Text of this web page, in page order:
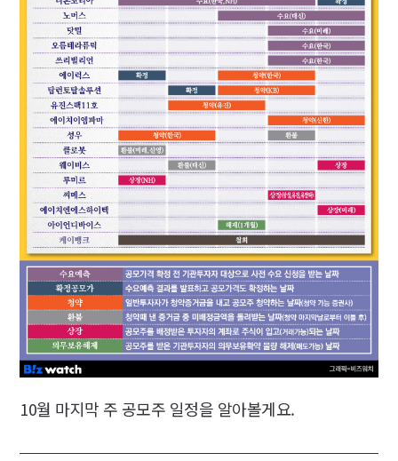
10월 마지막 주 공모주 일정을 알아볼게요.